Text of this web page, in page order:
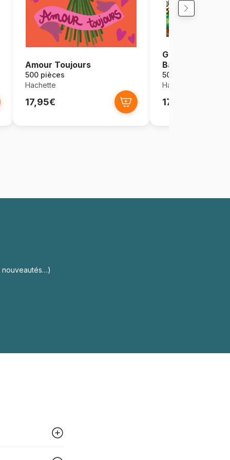
Amour Toujours
500 pièces
Hachette
17,95€
Grands
Bambi
500 pièces
Hachette
17,95€
nouveautés…)